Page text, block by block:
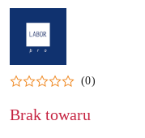
NAZWA
PRODUCENTA:
LABOR
PRO
(0)
Brak towaru